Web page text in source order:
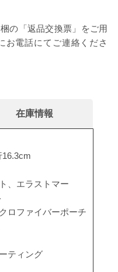
の「返品交換票」をご用
お電話にてご連絡くださ
在庫情報
、エラストマー
ロファイバーポーチ
ティング